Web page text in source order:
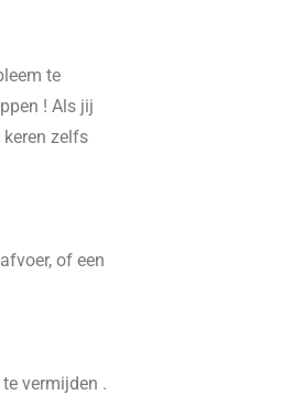
te
! Als jij
zelfs
of een
vermijden .